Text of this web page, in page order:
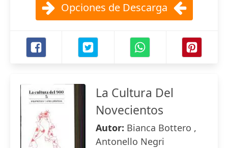
Opciones de Descarga
La Cultura Del
Novecientos
Autor: Bianca Bottero ,
Antonello Negri